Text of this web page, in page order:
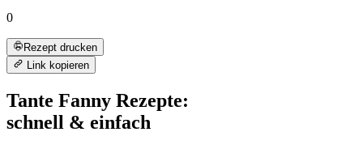
0
Rezept drucken
Link kopieren
Tante Fanny Rezepte:
schnell & einfach